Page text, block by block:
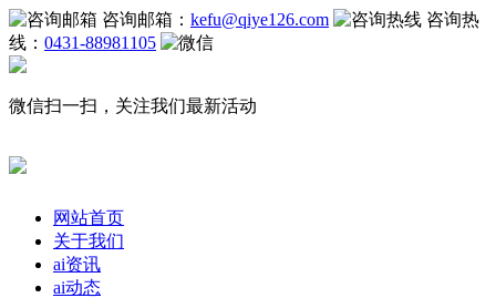
咨询邮箱： kefu@qiye126.com
咨询热
线： 0431-88981105
微信扫一扫，关注我们最新活动
网站首页
关于我们
ai资讯
ai动态